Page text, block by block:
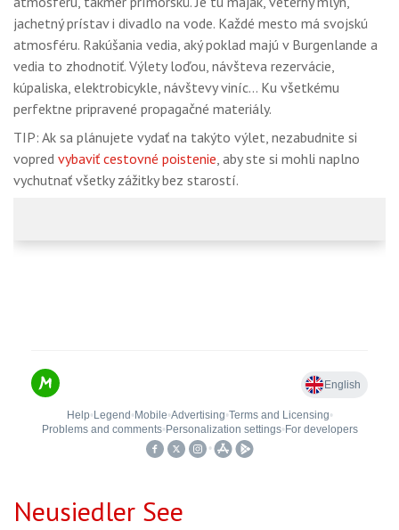
PORADŇA
SÚŤAŽE
KALENDÁR AKCIÍ
WORKSHOPY
OBCHOD
jachetný prístav i divadlo na vode. Každé mesto má svojskú
atmosféru. Rakúšania vedia, aký poklad majú v Burgenlande a
vedia to zhodnotiť. Výlety loďou, návšteva rezervácie,
kúpaliska, elektrobicykle, návštevy viníc… Ku všetkému
perfektne pripravené propagačné materiály.
TIP: Ak sa plánujete vydať na takýto výlet, nezabudnite si
vopred vybaviť cestovné poistenie, aby ste si mohli naplno
vychutnať všetky zážitky bez starostí.
Neusiedler See